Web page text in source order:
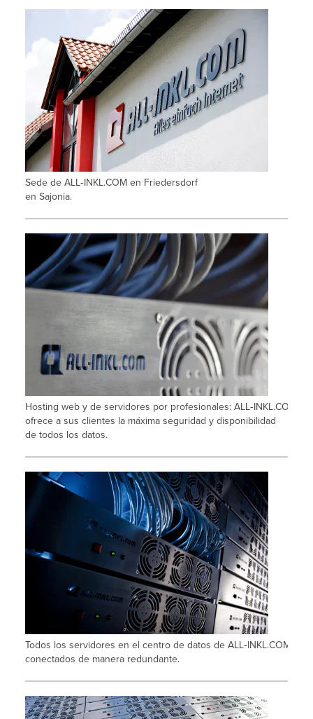
Sede de ALL‑INKL.COM en Friedersdorf
en Sajonia.
Hosting web y de servidores por profesionales: ALL‑INKL.COM
ofrece a sus clientes la máxima seguridad y disponibilidad
de todos los datos.
Todos los servidores en el centro de datos de ALL‑INKL.COM
conectados de manera redundante.